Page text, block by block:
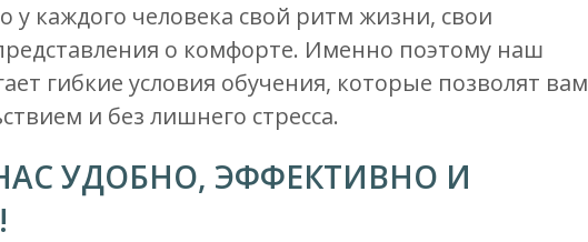
каждого человека свой ритм жизни, свои
о комфорте. Именно поэтому наш
гибкие условия обучения, которые позволят вам
и без лишнего стресса.
УДОБНО, ЭФФЕКТИВНО И